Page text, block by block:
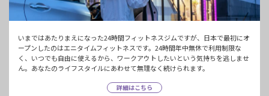
いまではあたりまえになった24時間フィットネスジムですが、日本で最初にオ
ープンしたのはエニタイムフィットネスです。24時間年中無休で利用制限な
く、いつでも自由に使えるから、ワークアウトしたいという気持ちを逃しませ
ん。あなたのライフスタイルにあわせて無理なく続けられます。
詳細はこちら